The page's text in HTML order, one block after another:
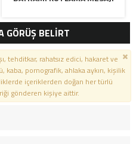
GÖRÜŞ BELİRT
tehditkar, rahatsız edici, hakaret ve
kaba, pornografik, ahlaka aykırı, kişilik
içeriklerden doğan her türlü
gönderen kişiye aittir.